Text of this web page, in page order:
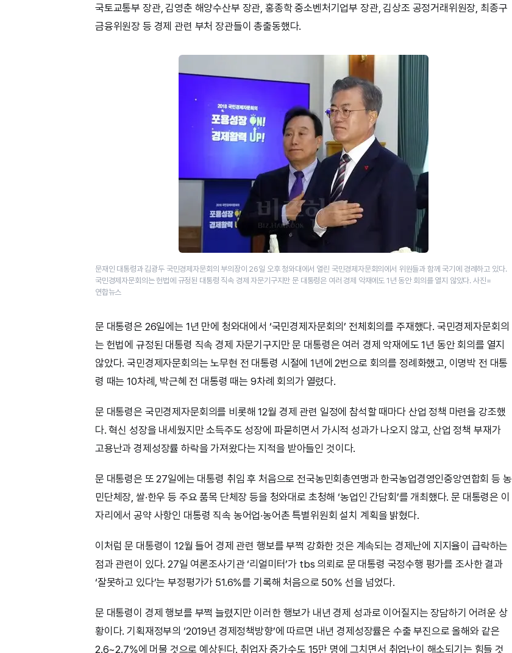
국토교통부 장관, 김영춘 해양수산부 장관, 홍종학 중소벤처기업부 장관, 김상조 공정거래위원장, 최종구
금융위원장 등 경제 관련 부처 장관들이 총출동했다.
문재인 대통령과 김광두 국민경제자문회의 부의장이 26일 오후 청와대에서 열린 국민경제자문회의에서 위원들과 함께 국기에 경례하고 있다.
국민경제자문회의는 헌법에 규정된 대통령 직속 경제 자문기구지만 문 대통령은 여러 경제 악재에도 1년 동안 회의를 열지 않았다. 사진=
연합뉴스
문 대통령은 26일에는 1년 만에 청와대에서 ‘국민경제자문회의’ 전체회의를 주재했다. 국민경제자문회의
는 헌법에 규정된 대통령 직속 경제 자문기구지만 문 대통령은 여러 경제 악재에도 1년 동안 회의를 열지
않았다. 국민경제자문회의는 노무현 전 대통령 시절에 1년에 2번으로 회의를 정례화했고, 이명박 전 대통
령 때는 10차례, 박근혜 전 대통령 때는 9차례 회의가 열렸다.
문 대통령은 국민경제자문회의를 비롯해 12월 경제 관련 일정에 참석할 때마다 산업 정책 마련을 강조했
다. 혁신 성장을 내세웠지만 소득주도 성장에 파묻히면서 가시적 성과가 나오지 않고, 산업 정책 부재가
고용난과 경제성장률 하락을 가져왔다는 지적을 받아들인 것이다.
문 대통령은 또 27일에는 대통령 취임 후 처음으로 전국농민회총연맹과 한국농업경영인중앙연합회 등 농
민단체장, 쌀·한우 등 주요 품목 단체장 등을 청와대로 초청해 ‘농업인 간담회’를 개최했다. 문 대통령은 이
자리에서 공약 사항인 대통령 직속 농어업·농어촌 특별위원회 설치 계획을 밝혔다.
이처럼 문 대통령이 12월 들어 경제 관련 행보를 부쩍 강화한 것은 계속되는 경제난에 지지율이 급락하는
점과 관련이 있다. 27일 여론조사기관 ‘리얼미터’가 tbs 의뢰로 문 대통령 국정수행 평가를 조사한 결과
‘잘못하고 있다’는 부정평가가 51.6%를 기록해 처음으로 50% 선을 넘었다.
문 대통령이 경제 행보를 부쩍 늘렸지만 이러한 행보가 내년 경제 성과로 이어질지는 장담하기 어려운 상
황이다. 기획재정부의 ‘2019년 경제정책방향’에 따르면 내년 경제성장률은 수출 부진으로 올해와 같은
2.6~2.7%에 머물 것으로 예상된다. 취업자 증가수도 15만 명에 그치면서 취업난이 해소되기는 힘들 것